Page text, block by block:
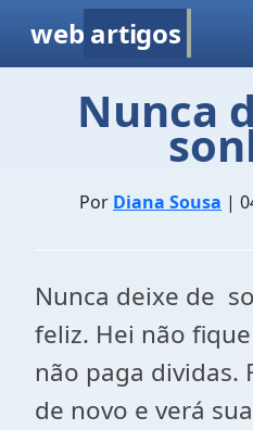
web artigos
Nunca
Por Diana Sousa |
Nunca deixe de
feliz. Hei não
não paga dividas.
de novo e verá